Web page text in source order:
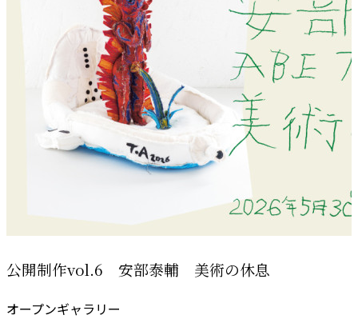
公開制作vol.6 安部泰輔 美術の休息
オープンギャラリー